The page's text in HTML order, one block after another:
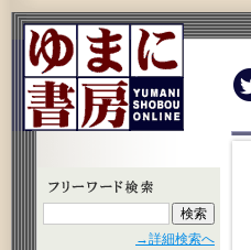
→詳細検索へ